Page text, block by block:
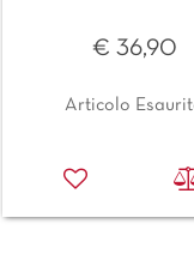
€ 36,90
Articolo